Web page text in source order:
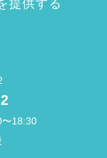
提供する
18:30